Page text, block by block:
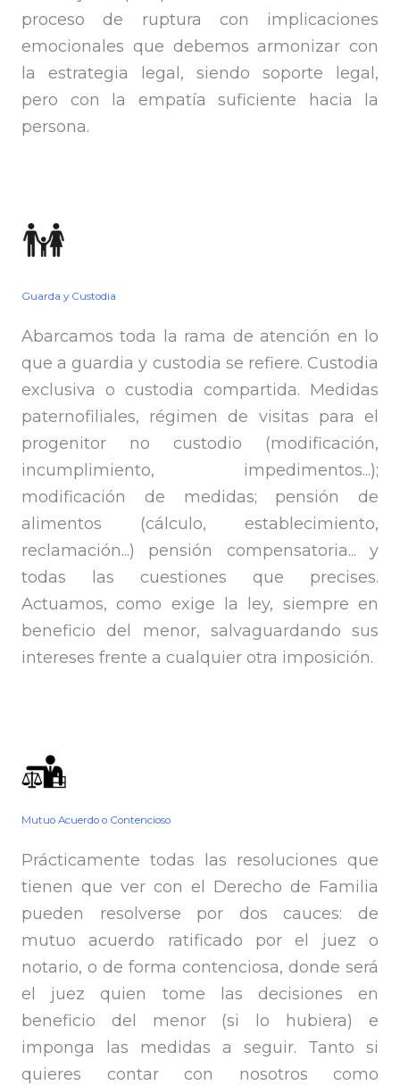
proceso de ruptura con implicaciones
emocionales que debemos armonizar con
la estrategia legal, siendo soporte legal,
pero con la empatía suficiente hacia la
persona.
Guarda y Custodia
Abarcamos toda la rama de atención en lo
que a guardia y custodia se refiere. Custodia
exclusiva o custodia compartida. Medidas
paternofiliales, régimen de visitas para el
progenitor no custodio (modificación,
incumplimiento, impedimentos...);
modificación de medidas; pensión de
alimentos (cálculo, establecimiento,
reclamación...) pensión compensatoria... y
todas las cuestiones que precises.
Actuamos, como exige la ley, siempre en
beneficio del menor, salvaguardando sus
intereses frente a cualquier otra imposición.
Mutuo Acuerdo o Contencioso
Prácticamente todas las resoluciones que
tienen que ver con el Derecho de Familia
pueden resolverse por dos cauces: de
mutuo acuerdo ratificado por el juez o
notario, o de forma contenciosa, donde será
el juez quien tome las decisiones en
beneficio del menor (si lo hubiera) e
imponga las medidas a seguir. Tanto si
quieres contar con nosotros como